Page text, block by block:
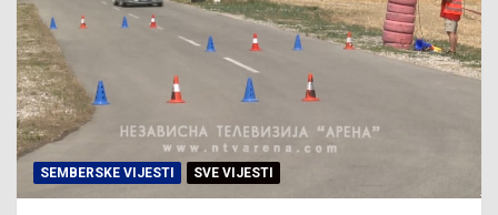
SEMBERSKE VIJESTI SVE VIJESTI